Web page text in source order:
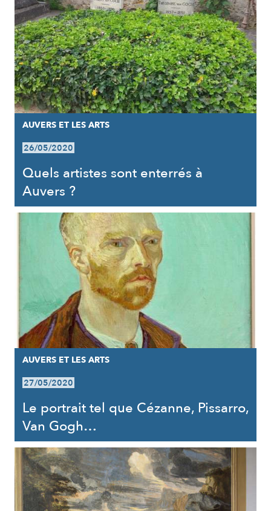
AUVERS ET LES ARTS
26/05/2020
Quels artistes sont enterrés à
Auvers ?
AUVERS ET LES ARTS
27/05/2020
Le portrait tel que Cézanne, Pissarro,
Van Gogh…